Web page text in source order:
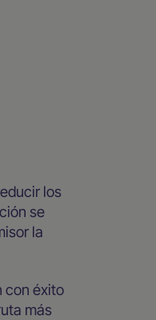
los
se
la
con éxito
más